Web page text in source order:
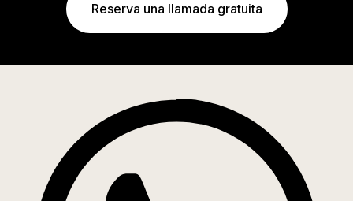
Reserva una llamada gratuita